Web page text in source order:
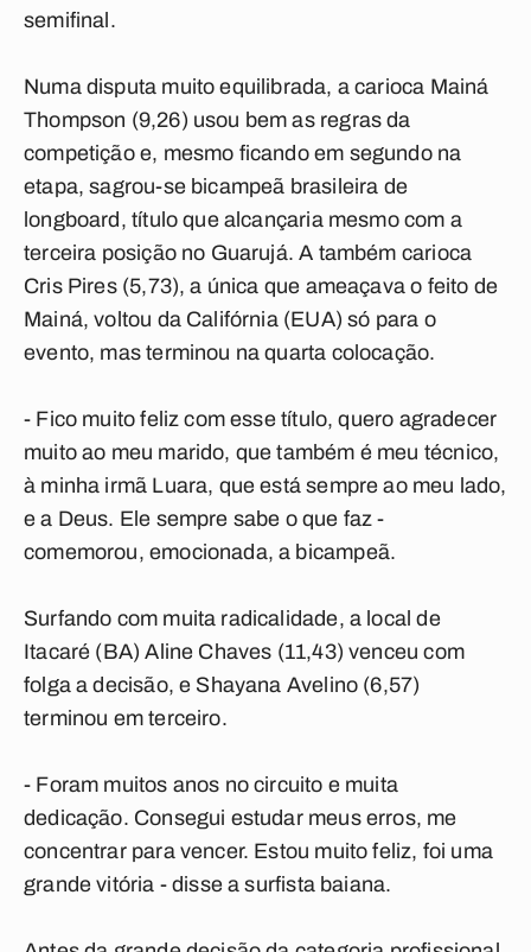
semifinal.
Numa disputa muito equilibrada, a carioca Mainá
Thompson (9,26) usou bem as regras da
competição e, mesmo ficando em segundo na
etapa, sagrou-se bicampeã brasileira de
longboard, título que alcançaria mesmo com a
terceira posição no Guarujá. A também carioca
Cris Pires (5,73), a única que ameaçava o feito de
Mainá, voltou da Califórnia (EUA) só para o
evento, mas terminou na quarta colocação.
- Fico muito feliz com esse título, quero agradecer
muito ao meu marido, que também é meu técnico,
à minha irmã Luara, que está sempre ao meu lado,
e a Deus. Ele sempre sabe o que faz -
comemorou, emocionada, a bicampeã.
Surfando com muita radicalidade, a local de
Itacaré (BA) Aline Chaves (11,43) venceu com
folga a decisão, e Shayana Avelino (6,57)
terminou em terceiro.
- Foram muitos anos no circuito e muita
dedicação. Consegui estudar meus erros, me
concentrar para vencer. Estou muito feliz, foi uma
grande vitória - disse a surfista baiana.